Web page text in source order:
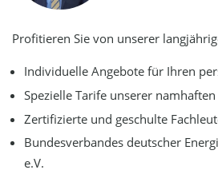
Profitieren Sie von unserer
Individuelle Angebote für Ihren
Spezielle Tarife unserer
Zertifizierte und geschulte
Bundesverbandes deutscher
e.V.